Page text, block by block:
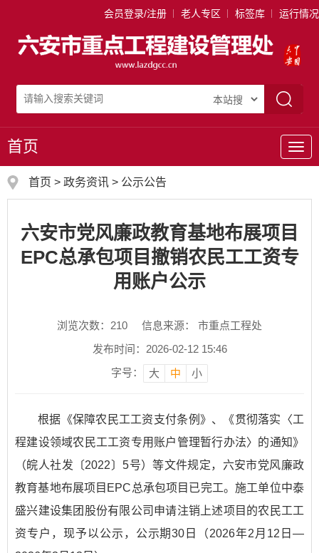
会员登录/注册 老人专区 标签库 运行情况
导
首页
首页 > 政务资讯 > 公示公告
六安市党风廉政教育基地布展项目
EPC总承包项目撤销农民工工资专
用账户公示
浏览次数： 210
信息来源： 市重点工程处
发布时间：2026-02-12 15:46
字号：
大 中 小
根据《保障农民工工资支付条例》、《贯彻落实〈工
程建设领域农民工工资专用账户管理暂行办法〉的通知》
（皖人社发〔2022〕5号）等文件规定，六安市党风廉政
教育基地布展项目EPC总承包项目已完工。施工单位中泰
盛兴建设集团股份有限公司申请注销上述项目的农民工工
资专户，现予以公示，公示期30日（2026年2月12日—